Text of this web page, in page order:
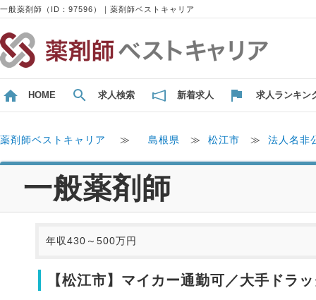
一般薬剤師（ID：97596）｜薬剤師ベストキャリア
HOME 求人検索 新着求人 求人ランキン
薬剤師ベストキャリア ≫ 島根県 ≫ 松江市 ≫ 法人名非
一般薬剤師
年収430～500万円
【松江市】マイカー通勤可／大手ドラ